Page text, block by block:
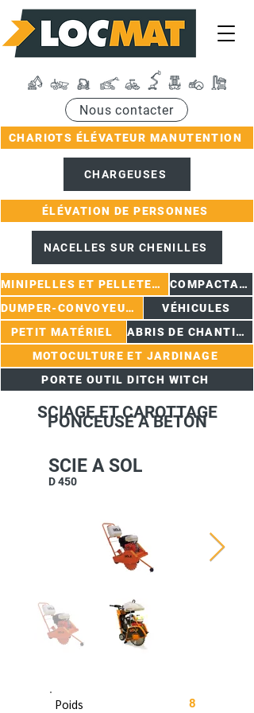
CHARIOTS ÉLÉVATEUR MANUTENTION
ÉLÉVATION DE PERSONNES
MINIPELLES ET PELLETEUSES
COMPACTAGE
DUMPER-CONVOYEURS
VÉHICULES
PETIT MATÉRIEL
ABRIS DE CHANTIER
MOTOCULTURE ET JARDINAGE
PORTE OUTIL DITCH WITCH
Nous contacter
NACELLES SUR CHENILLES
CHARGEUSES
SCIAGE ET CAROTTAGE
PONCEUSE A BETON
SCIE A SOL
D 450
Poids
8